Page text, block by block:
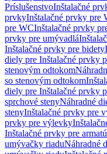
PríslušenstvoInštalačné
prvkyInštalačné prvky pre
pre WCInštalačné prvky
prvky pre umývadlá
Inštalačné prvky pre bidety
diely pre Inštalačné prvky
stenovým odtokom
so stenovým odtokom
diely pre Inštalačné prvky
sprchové stenyNáhradné
stenyInštalačné prvky pre
prvky pre výlevky
Inštalačné prvky pre
umývačky riaduNáhradné